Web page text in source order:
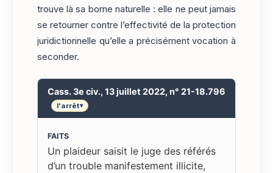
trouve là sa borne naturelle : elle ne peut jamais
se retourner contre l’effectivité de la protection
juridictionnelle qu’elle a précisément vocation à
seconder.
Cass. 3e civ., 13 juillet 2022, n° 21-18.796
l'arrêt▾
FAITS
Un plaideur saisit le juge des référés
d’un trouble manifestement illicite,